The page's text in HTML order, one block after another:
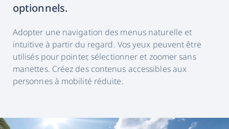
optionnels.
Adopter une navigation des menus naturelle et
intuitive à partir du regard. Vos yeux peuvent être
utilisés pour pointer, sélectionner et zoomer sans
manettes. Créez des contenus accessibles aux
personnes à mobilité réduite.